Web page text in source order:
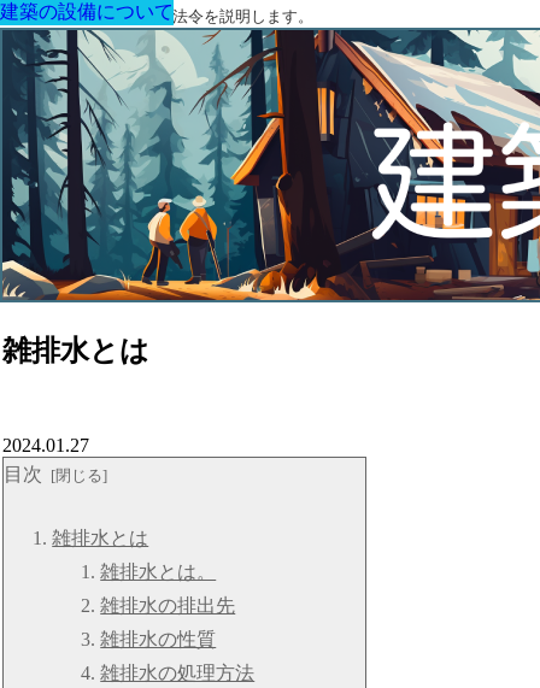
建築に関する用語と関連法令を説明します。
雑排水とは
建築の設備について
2024.01.27
目次
雑排水とは
雑排水とは。
雑排水の排出先
雑排水の性質
雑排水の処理方法
建築の設備について
建築の設備について
建築の設備について
建築の設備について
建築の設備について
建築の設備について